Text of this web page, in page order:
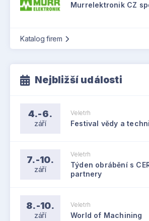
Murrelektronik CZ
Katalog firem
Nejbližší události
4.-6.
září
Veletrh
Festival vědy a
7.-10.
září
Veletrh
Týden obrábění s
partnery
8.-10.
září
Veletrh
World of Machining